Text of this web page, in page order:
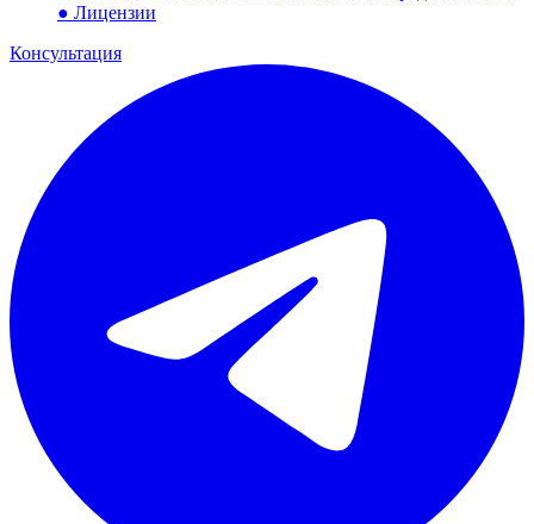
● Лицензии
Консультация